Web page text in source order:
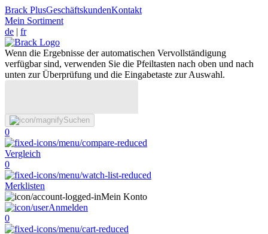
Brack PlusGeschäftskundenKontakt
Mein Sortiment
de | fr
Wenn die Ergebnisse der automatischen Vervollständigung
verfügbar sind, verwenden Sie die Pfeiltasten nach oben und nach
unten zur Überprüfung und die Eingabetaste zur Auswahl.
Suchen
0
Vergleich
0
Merklisten
Mein Konto
Anmelden
0